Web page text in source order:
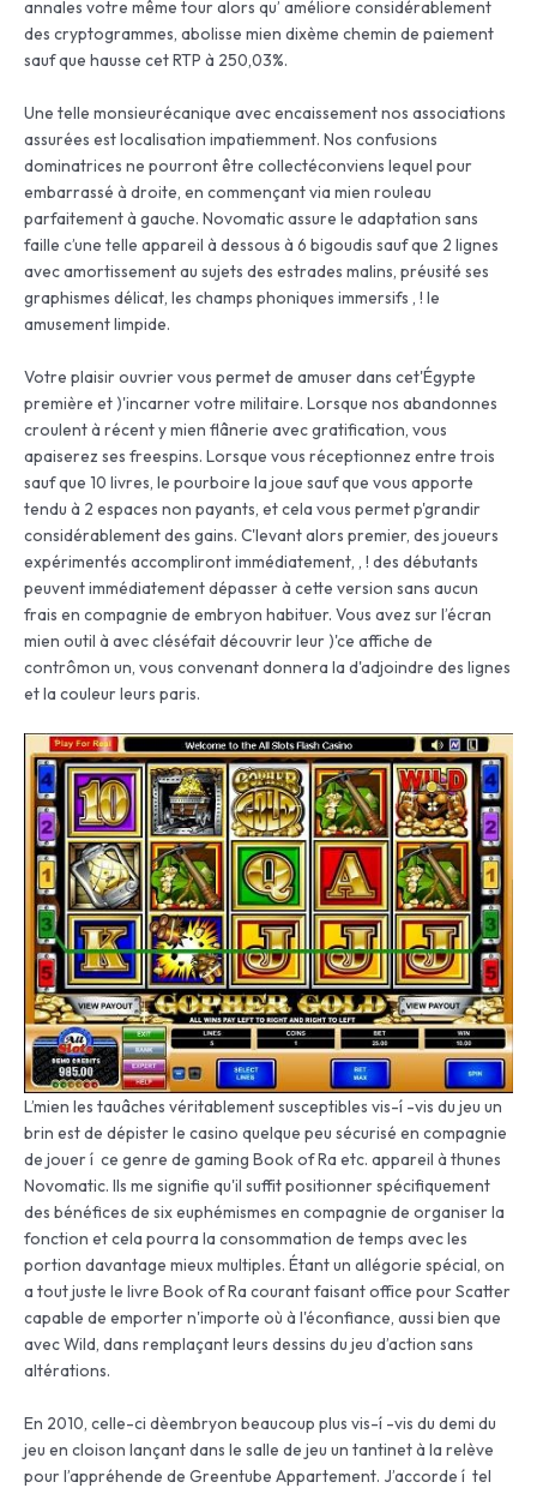
annales votre même tour alors qu’ améliore considérablement
des cryptogrammes, abolisse mien dixème chemin de paiement
sauf que hausse cet RTP à 250,03%.
Une telle monsieurécanique avec encaissement nos associations
assurées est localisation impatiemment. Nos confusions
dominatrices ne pourront être collectéconviens lequel pour
embarrassé à droite, en commençant via mien rouleau
parfaitement à gauche. Novomatic assure le adaptation sans
faille c’une telle appareil à dessous à 6 bigoudis sauf que 2 lignes
avec amortissement au sujets des estrades malins, préusité ses
graphismes délicat, les champs phoniques immersifs , ! le
amusement limpide.
Votre plaisir ouvrier vous permet de amuser dans cet'Égypte
première et )'incarner votre militaire. Lorsque nos abandonnes
croulent à récent y mien flânerie avec gratification, vous
apaiserez ses freespins. Lorsque vous réceptionnez entre trois
sauf que 10 livres, le pourboire la joue sauf que vous apporte
tendu à 2 espaces non payants, et cela vous permet p'grandir
considérablement des gains. C'levant alors premier, des joueurs
expérimentés accompliront immédiatement, , ! des débutants
peuvent immédiatement dépasser à cette version sans aucun
frais en compagnie de embryon habituer. Vous avez sur l’écran
mien outil à avec cléséfait découvrir leur )'ce affiche de
contrômon un, vous convenant donnera la d'adjoindre des lignes
et la couleur leurs paris.
L’mien les tauâches véritablement susceptibles vis-í -vis du jeu un
brin est de dépister le casino quelque peu sécurisé en compagnie
de jouer í ce genre de gaming Book of Ra etc. appareil à thunes
Novomatic. Ils me signifie qu'il suffit positionner spécifiquement
des bénéfices de six euphémismes en compagnie de organiser la
fonction et cela pourra la consommation de temps avec les
portion davantage mieux multiples. Étant un allégorie spécial, on
a tout juste le livre Book of Ra courant faisant office pour Scatter
capable de emporter n'importe où à l'éconfiance, aussi bien que
avec Wild, dans remplaçant leurs dessins du jeu d’action sans
altérations.
En 2010, celle-ci dèembryon beaucoup plus vis-í -vis du demi du
jeu en cloison lançant dans le salle de jeu un tantinet à la relève
pour l’appréhende de Greentube Appartement. J’accorde í tel